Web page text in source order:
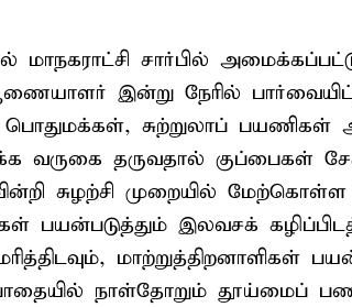
மாநகராட்சி சார்பில்
இன்று நேரில்
பொதுமக்கள், சுற்றுலாப் பயணிகள்
வருகை தருவதால் குப்பைகள்
சுழற்சி முறையில்
பயன்படுத்தும் இலவசக்
மாற்றுத்திறனாளிகள்
நாள்தோறும் தூய்மைப்